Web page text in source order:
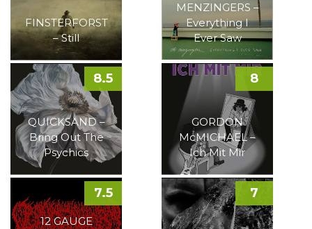
FINSTERFORST
– Still
MENZINGERS –
Everything I
Ever Saw
QUICKSAND –
Bring Out The
Psychics
8.5
GORDON
McMICHAEL –
Ich Mit Mir
8
12 GAUGE
7.5 7